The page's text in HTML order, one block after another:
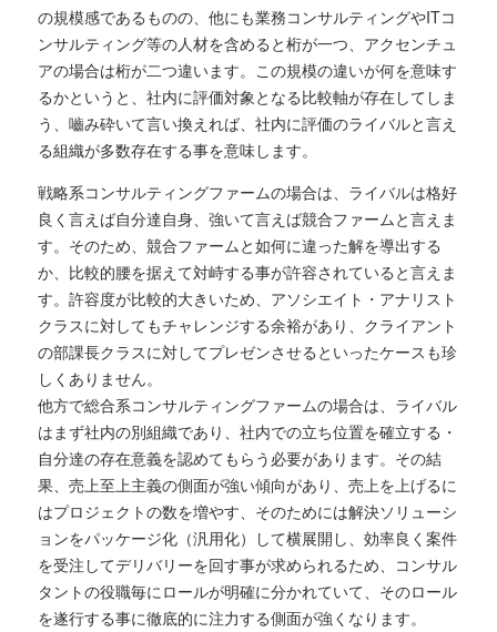
の規模感であるものの、他にも業務コンサルティングやITコ
ンサルティング等の人材を含めると桁が一つ、アクセンチュ
アの場合は桁が二つ違います。この規模の違いが何を意味す
るかというと、社内に評価対象となる比較軸が存在してしま
う、嚙み砕いて言い換えれば、社内に評価のライバルと言え
る組織が多数存在する事を意味します。
戦略系コンサルティングファームの場合は、ライバルは格好
良く言えば自分達自身、強いて言えば競合ファームと言えま
す。そのため、競合ファームと如何に違った解を導出する
か、比較的腰を据えて対峙する事が許容されていると言えま
す。許容度が比較的大きいため、アソシエイト・アナリスト
クラスに対してもチャレンジする余裕があり、クライアント
の部課長クラスに対してプレゼンさせるといったケースも珍
しくありません。
他方で総合系コンサルティングファームの場合は、ライバル
はまず社内の別組織であり、社内での立ち位置を確立する・
自分達の存在意義を認めてもらう必要があります。その結
果、売上至上主義の側面が強い傾向があり、売上を上げるに
はプロジェクトの数を増やす、そのためには解決ソリューシ
ョンをパッケージ化（汎用化）して横展開し、効率良く案件
を受注してデリバリーを回す事が求められるため、コンサル
タントの役職毎にロールが明確に分かれていて、そのロール
を遂行する事に徹底的に注力する側面が強くなります。